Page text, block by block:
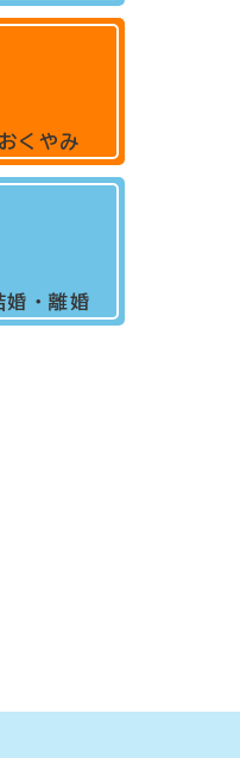
おくやみ
婚・離婚